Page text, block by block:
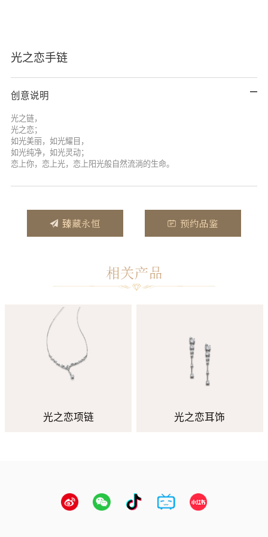
光之恋手链
创意说明
光之链，
光之恋；
如光美丽，如光耀目，
如光纯净，如光灵动；
恋上你，恋上光，恋上阳光般自然流淌的生命。
臻藏永恒 预约品鉴
光之恋项链 光之恋耳饰